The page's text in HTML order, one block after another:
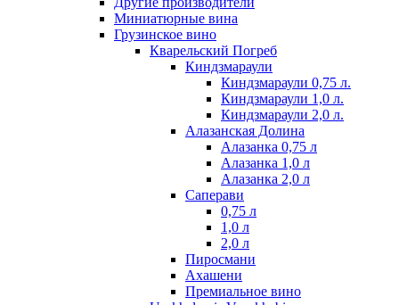
Миниатюрные вина
Грузинское вино
Кварельский Погреб
Киндзмараули
Киндзмараули 0,75 л.
Киндзмараули 1,0 л.
Киндзмараули 2,0 л.
Алазанская Долина
Алазанка 0,75 л
Алазанка 1,0 л
Алазанка 2,0 л
Саперави
0,75 л
1,0 л
2,0 л
Пиросмани
Ахашени
Премиальное вино